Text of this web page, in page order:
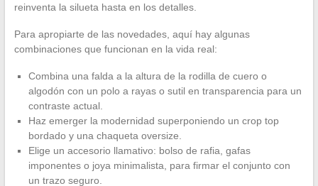
reinventa la silueta hasta en los detalles.
Para apropiarte de las novedades, aquí hay algunas
combinaciones que funcionan en la vida real:
Combina una falda a la altura de la rodilla de cuero o
algodón con un polo a rayas o sutil en transparencia para un
contraste actual.
Haz emerger la modernidad superponiendo un crop top
bordado y una chaqueta oversize.
Elige un accesorio llamativo: bolso de rafia, gafas
imponentes o joya minimalista, para firmar el conjunto con
un trazo seguro.